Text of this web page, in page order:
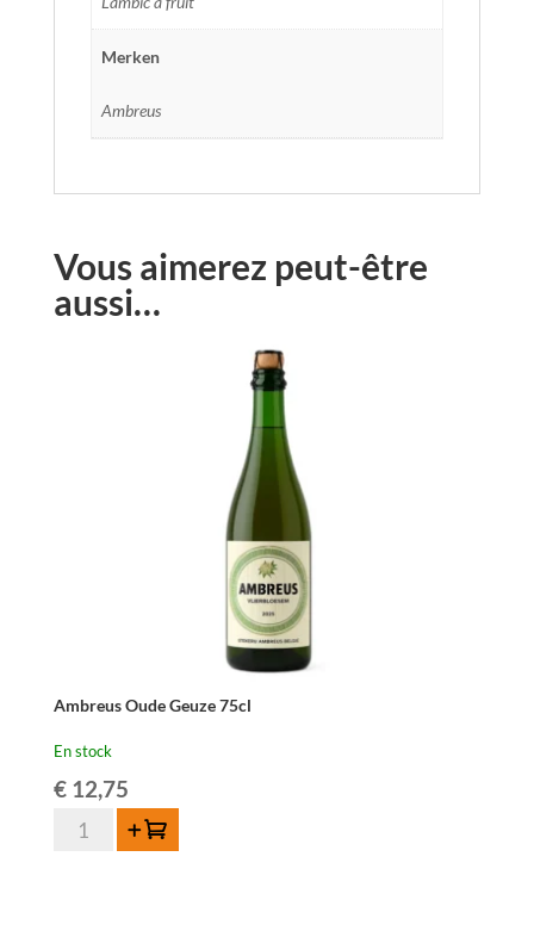
Merken
Ambreus
Vous aimerez peut-être
aussi…
Ambreus Oude Geuze 75cl
En stock
€12,75
quantité
Ajouter au panier